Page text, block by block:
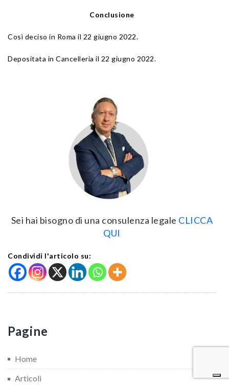
Conclusione
Così deciso in Roma il 22 giugno 2022.
Depositata in Cancelleria il 22 giugno 2022.
Sei hai bisogno di una consulenza legale CLICCA
QUI
Condividi l'articolo su:
Pagine
Home
Articoli